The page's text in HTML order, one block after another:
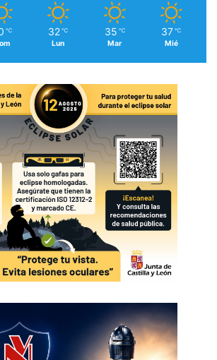
℃ 32 ℃
Lun
35 ℃
Mar
37 ℃
Mié